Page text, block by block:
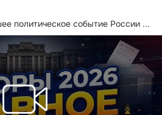
политическое событие России ...